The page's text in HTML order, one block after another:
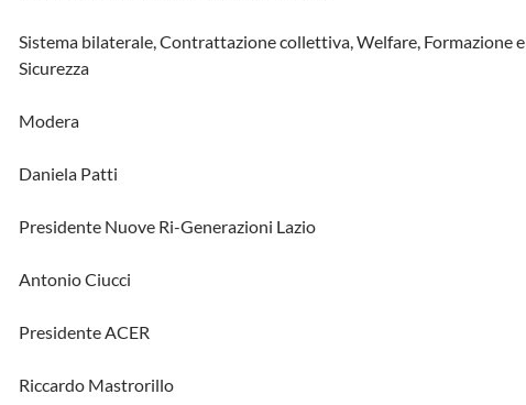
Sistema bilaterale, Contrattazione collettiva, Welfare, Formazione e
Sicurezza
Modera
Daniela Patti
Presidente Nuove Ri-Generazioni Lazio
Antonio Ciucci
Presidente ACER
Riccardo Mastrorillo